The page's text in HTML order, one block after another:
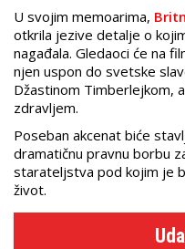
U svojim memoarima,
otkrila jezive detalje o
nagađala. Gledaoci će na
njen uspon do svetske
Džastinom Timberlejkom,
zdravljem.
Poseban akcenat biće
dramatičnu pravnu borbu
starateljstva pod kojim je
život.